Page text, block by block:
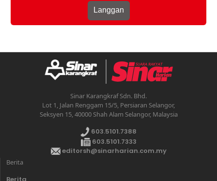
Sinar Karangkraf Sdn. Bhd.
Lot 1, Jalan Renggam 15/5, Persiaran Selangor,
Seksyen 15, 40000 Shah Alam Selangor, Malaysia
603.5101.7388
603.5101.7333
editorsh@sinarharian.com.my
Berita